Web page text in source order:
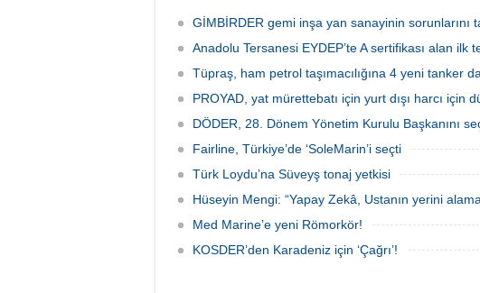
göllerle buluşuyor. Müşterilerin
taleplerine göre özel olarak tasarlanan
tekneler, donanım ve özelliklerine göre
Federasyonu (FASA),
Koruma ve Tazminat
Kulübünü kurmak için
GİMBİRDER gemi inşa yan sanayinin sorunlarını
Anadolu Tersanesi EYDEP’te A sertifikası alan ilk
Tüpraş, ham petrol taşımacılığına 4 yeni tanker
PROYAD, yat mürettebatı için yurt dışı harcı için
DÖDER, 28. Dönem Yönetim Kurulu Başkanını
Fairline, Türkiye’de ‘SoleMarin’i seçti
Türk Loydu’na Süveyş tonaj yetkisi
Hüseyin Mengi: “Yapay Zekâ, Ustanın yerini
Med Marine’e yeni Römorkör!
KOSDER’den Karadeniz için ‘Çağrı’!
Varlık
dönem
satış